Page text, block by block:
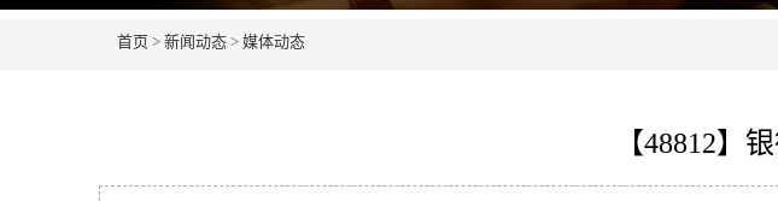
首页 > 新闻动态 > 媒体动态
【48812】